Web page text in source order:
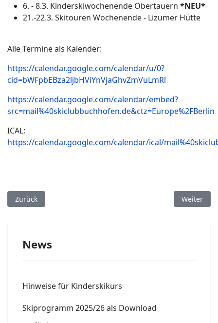
6. - 8.3. Kinderskiwochenende Obertauern *NEU*
21.-22.3. Skitouren Wochenende - Lizumer Hütte
Alle Termine als Kalender:
https://calendar.google.com/calendar/u/0?
cid=bWFpbEBza2ljbHViYnVjaGhvZmVuLmRl
https://calendar.google.com/calendar/embed?
src=mail%40skiclubbuchhofen.de&ctz=Europe%2FBerlin
ICAL:
https://calendar.google.com/calendar/ical/
Vorheriger Beitrag: *NEU* Kinder-/Jugendskiwochenende
Zurück Nächster
Weiter
News
Hinweise für Kinderskikurs
Skiprogramm 2025/26 als Download